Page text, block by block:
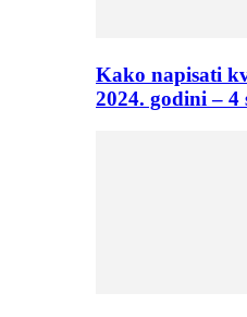
Kako napisati
2024. godini – 4